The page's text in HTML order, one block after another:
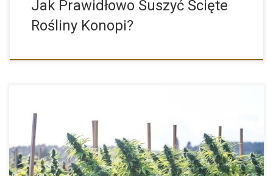
Jak Prawidłowo Suszyć Ścięte
Rośliny Konopi?
Nasiona marihuany outdoor to dokładnie kategoria odmian
konopi przeznaczonych do […]